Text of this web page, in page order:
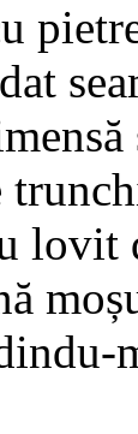
lovit